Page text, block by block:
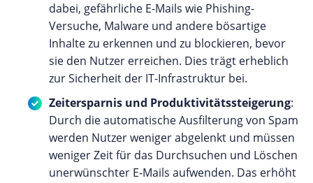
dabei, gefährliche E-Mails wie Phishing-
Versuche, Malware und andere bösartige
Inhalte zu erkennen und zu blockieren, bevor
sie den Nutzer erreichen. Dies trägt erheblich
zur Sicherheit der IT-Infrastruktur bei.
Zeitersparnis und Produktivitätssteigerung:
Durch die automatische Ausfilterung von Spam
werden Nutzer weniger abgelenkt und müssen
weniger Zeit für das Durchsuchen und Löschen
unerwünschter E-Mails aufwenden. Das erhöht